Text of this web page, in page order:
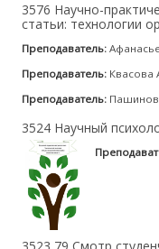
3576 Научно-
статьи: технологии
Преподаватель:
Преподаватель: Квасова
Преподаватель:
3524 Научный